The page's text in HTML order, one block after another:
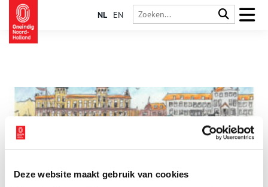
Deze website maakt gebruik van cookies
NL EN